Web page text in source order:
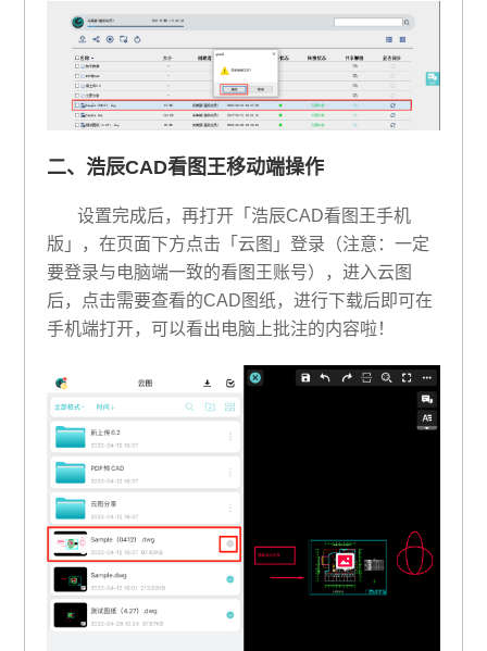
二、浩辰CAD看图王移动端操作
设置完成后，再打开「浩辰CAD看图王手机
版」，在页面下方点击「云图」登录（注意：一定
要登录与电脑端一致的看图王账号），进入云图
后，点击需要查看的CAD图纸，进行下载后即可在
手机端打开，可以看出电脑上批注的内容啦！